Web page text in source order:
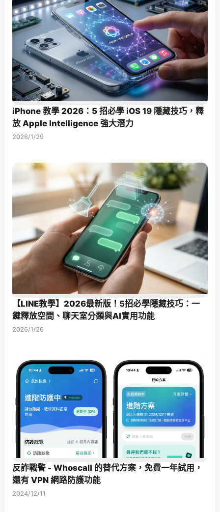
iPhone 教學 2026：5 招必學 iOS 19 隱藏技巧，釋
放 Apple Intelligence 強大潛力
2026/1/29
【LINE教學】2026最新版！5招必學隱藏技巧：一
鍵釋放空間、聊天室分類與AI實用功能
2026/1/26
反詐戰警 - Whoscall 的替代方案，免費一年試用，
還有 VPN 網路防護功能
2024/12/11